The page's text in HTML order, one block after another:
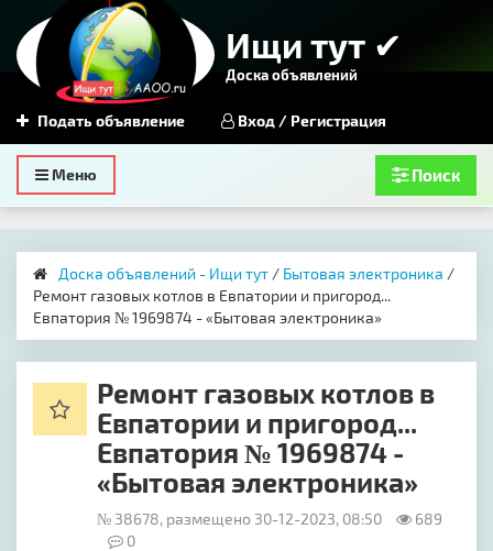
Ищи тут ✔
Доска объявлений
Подать объявление Вход / Регистрация
Toggle
navigation
Меню Поиск
Доска объявлений - Ищи тут / Бытовая электроника /
Ремонт газовых котлов в Евпатории и пригород...
Евпатория № 1969874 - «Бытовая электроника»
Ремонт газовых котлов в
Евпатории и пригород...
Евпатория № 1969874 -
«Бытовая электроника»
№ 38678, размещено 30-12-2023, 08:50
689
0